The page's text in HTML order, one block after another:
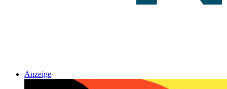
Anzeige